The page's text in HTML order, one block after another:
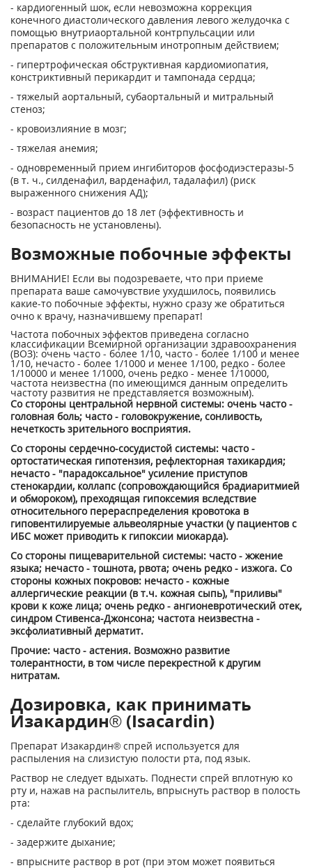
- кардиогенный шок, если невозможна коррекция
конечного диастолического давления левого желудочка с
помощью внутриаортальной контрпульсации или
препаратов с положительным инотропным действием;
- гипертрофическая обструктивная кардиомиопатия,
констриктивный перикардит и тампонада сердца;
- тяжелый аортальный, субаортальный и митральный
стеноз;
- кровоизлияние в мозг;
- тяжелая анемия;
- одновременный прием ингибиторов фосфодиэстеразы-5
(в т. ч., силденафил, варденафил, тадалафил) (риск
выраженного снижения АД);
- возраст пациентов до 18 лет (эффективность и
безопасность не установлены).
Возможные побочные эффекты
ВНИМАНИЕ! Если вы подозреваете, что при приеме
препарата ваше самочувствие ухудшилось, появились
какие-то побочные эффекты, нужно сразу же обратиться
очно к врачу, назначившему препарат!
Частота побочных эффектов приведена согласно
классификации Всемирной организации здравоохранения
(ВОЗ): очень часто - более 1/10, часто - более 1/100 и менее
1/10, нечасто - более 1/1000 и менее 1/100, редко - более
1/10000 и менее 1/1000, очень редко - менее 1/10000,
частота неизвестна (по имеющимся данным определить
частоту развития не представляется возможным).
Со стороны центральной нервной системы: очень часто -
головная боль; часто - головокружение, сонливость,
нечеткость зрительного восприятия.
Со стороны сердечно-сосудистой системы: часто -
ортостатическая гипотензия, рефлекторная тахикардия;
нечасто - "парадоксальное" усиление приступов
стенокардии, коллапс (сопровождающийся брадиаритмией
и обмороком), преходящая гипоксемия вследствие
относительного перераспределения кровотока в
гиповентилируемые альвеолярные участки (у пациентов с
ИБС может приводить к гипоксии миокарда).
Со стороны пищеварительной системы: часто - жжение
языка; нечасто - тошнота, рвота; очень редко - изжога. Со
стороны кожных покровов: нечасто - кожные
аллергические реакции (в т.ч. кожная сыпь), "приливы"
крови к коже лица; очень редко - ангионевротический отек,
синдром Стивенса-Джонсона; частота неизвестна -
эксфолиативный дерматит.
Прочие: часто - астения. Возможно развитие
толерантности, в том числе перекрестной к другим
нитратам.
Дозировка, как принимать
Изакардин® (Isacardin)
Препарат Изакардин® спрей используется для
распыления на слизистую полости рта, под язык.
Раствор не следует вдыхать. Поднести спрей вплотную ко
рту и, нажав на распылитель, впрыснуть раствор в полость
рта:
- сделайте глубокий вдох;
- задержите дыхание;
- впрысните раствор в рот (при этом может появиться